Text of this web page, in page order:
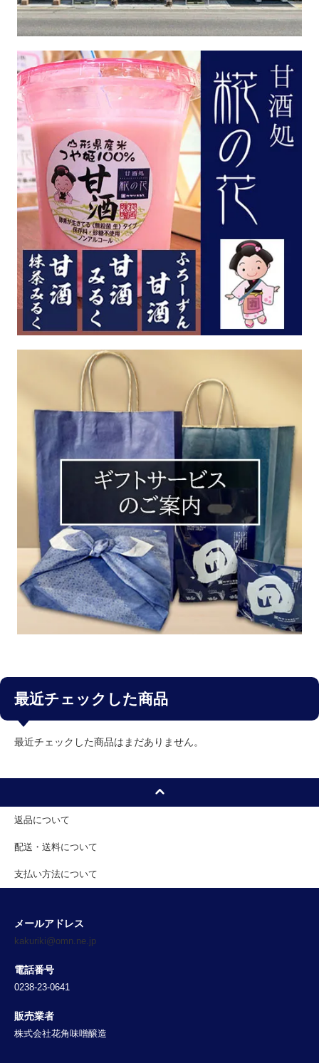
最近チェックした商品
最近チェックした商品はまだありません。
返品について
配送・送料について
支払い方法について
メールアドレス
kakuriki@omn.ne.jp
電話番号
0238-23-0641
販売業者
株式会社花角味噌醸造